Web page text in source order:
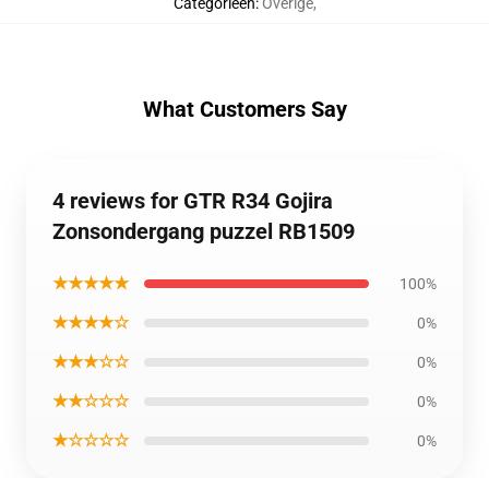
What Customers Say
4 reviews for GTR R34 Gojira
Zonsondergang puzzel RB1509
★★★★★ 100%
★★★★☆ 0%
★★★☆☆ 0%
★★☆☆☆ 0%
★☆☆☆☆ 0%